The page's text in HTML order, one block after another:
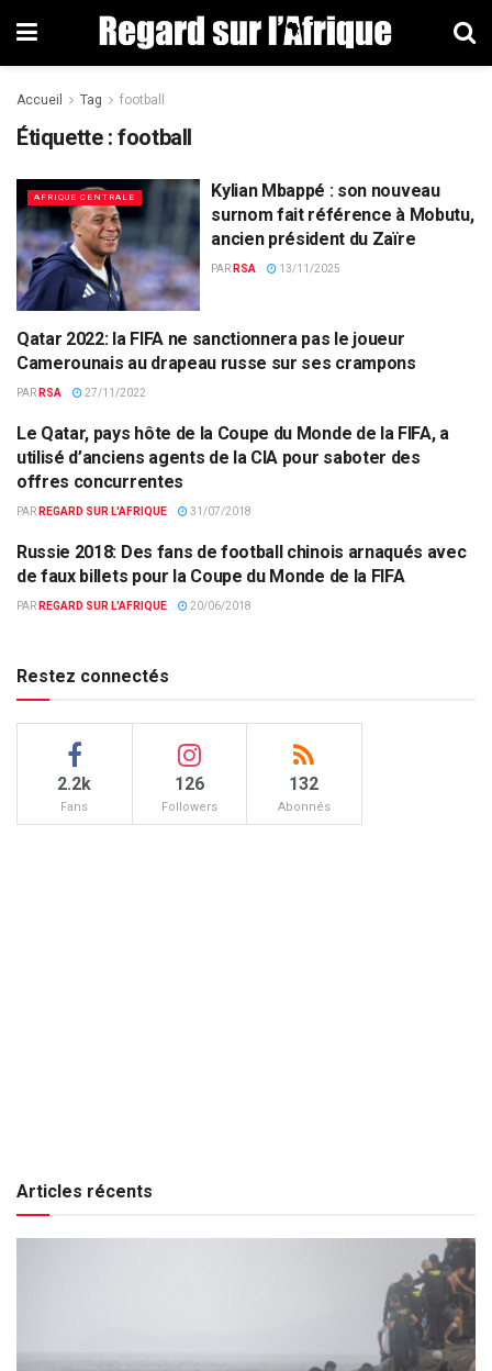
Accueil Tag football
Étiquette : football
AFRIQUE CENTRALE
Kylian Mbappé : son nouveau
surnom fait référence à Mobutu,
ancien président du Zaïre
PAR RSA 13/11/2025
COUPE DU MONDE
Qatar 2022: la FIFA ne sanctionnera pas le joueur
Camerounais au drapeau russe sur ses crampons
PAR RSA 27/11/2022
COUPE DU MONDE
Le Qatar, pays hôte de la Coupe du Monde de la FIFA, a
utilisé d’anciens agents de la CIA pour saboter des
offres concurrentes
PAR REGARD SUR L'AFRIQUE 31/07/2018
EUROPE & MONDE
Russie 2018: Des fans de football chinois arnaqués avec
de faux billets pour la Coupe du Monde de la FIFA
PAR REGARD SUR L'AFRIQUE 20/06/2018
Restez connectés
2.2k
Fans
126
Followers
132
Abonnés
Articles récents